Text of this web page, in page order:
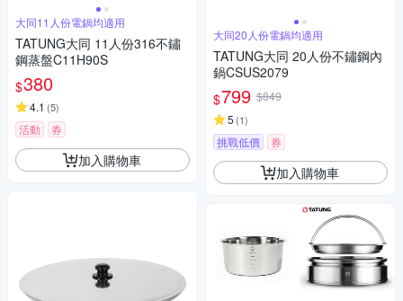
大同11人份電鍋均適用
TATUNG大同 11人份316不鏽
鋼蒸盤C11H90S
$380
4.1 (5)
活動 券
加入購物車
大同20人份電鍋均適用
TATUNG大同 20人份不鏽鋼內
鍋CSUS2079
$799 $849
5 (1)
挑戰低價 券
加入購物車